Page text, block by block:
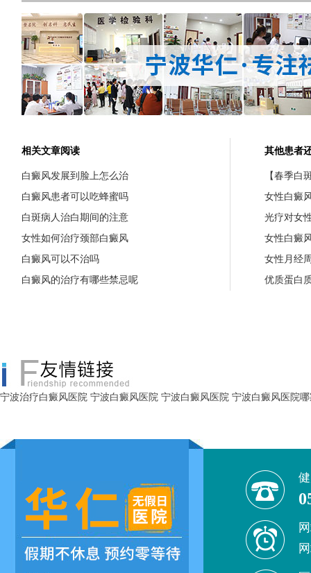
相关文章阅读
白癜风发展到脸上怎么治
白癜风患者可以吃蜂蜜吗
白斑病人治白期间的注意
女性如何治疗颈部白癜风
白癜风可以不治吗
白癜风的治疗有哪些禁忌呢
其他患者
【春季白
女性白癜
光疗对女
女性白癜
女性月经
优质蛋白
宁波治疗白癜风医院 宁波白癜风医院 宁波白癜风医院 宁波白癜风医院